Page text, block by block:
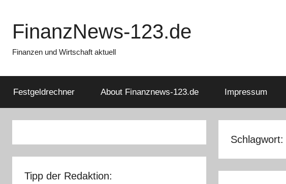
springen
FinanzNews-123.de
Finanzen und Wirtschaft aktuell
Festgeldrechner About Finanznews-123.de Impressum
Schlagwort:
Tipp der Redaktion: